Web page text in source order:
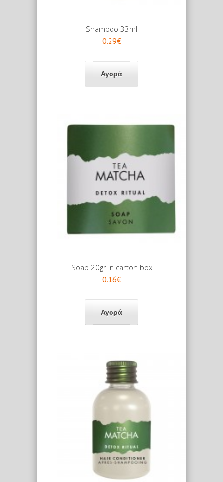
Shampoo 33ml
0.29€
Soap 20gr in carton box
0.16€